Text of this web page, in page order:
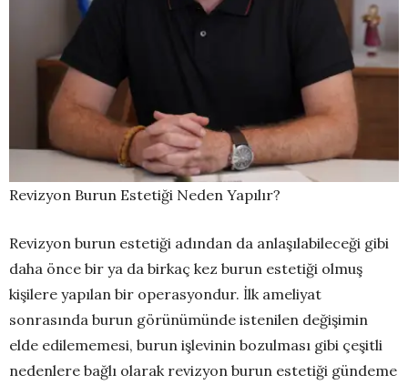
Revizyon Burun Estetiği Neden Yapılır?
Revizyon burun estetiği adından da anlaşılabileceği gibi
daha önce bir ya da birkaç kez burun estetiği olmuş
kişilere yapılan bir operasyondur. İlk ameliyat
sonrasında burun görünümünde istenilen değişimin
elde edilememesi, burun işlevinin bozulması gibi çeşitli
nedenlere bağlı olarak revizyon burun estetiği gündeme